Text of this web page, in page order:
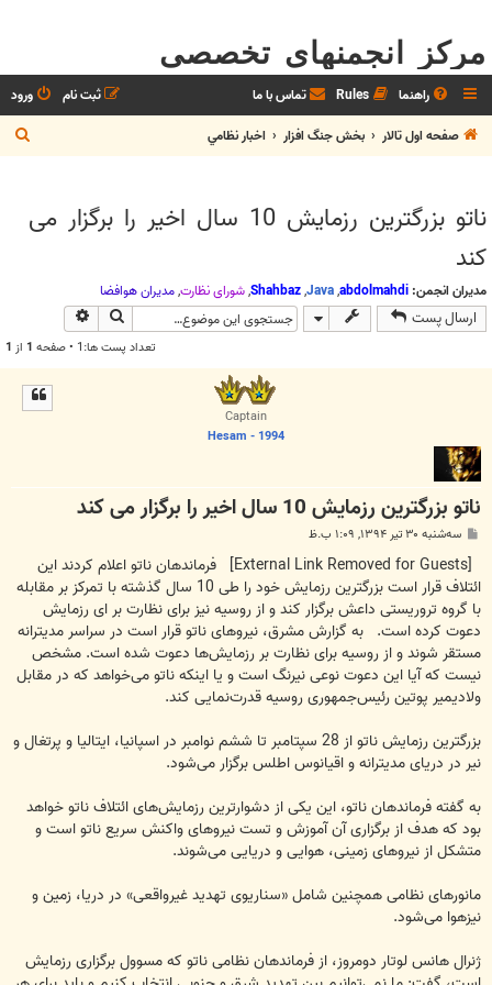
مرکز انجمنهای تخصصی
راهنما Rules تماس با ما ورود
ثبت نام
صفحه اول تالار
بخش جنگ افزار اخبار نظامي
س
ناتو بزرگترین رزمایش 10 سال اخیر را برگزار می
کند
مدیران انجمن: abdolmahdi
,
Java
,
Shahbaz
,شوراي نظارت,مديران هوافضا
ارسال پست جستجو
تعداد پست ها:1 • صفحه 1 از 1
Captain
Hesam - 1994
ناتو بزرگترین رزمایش 10 سال اخیر را برگزار می کند
ت
سه‌شنبه ۳۰ تیر ۱۳۹۴, ۱:۰۹ ب.ظ
[External Link Removed for Guests]
فرماندهان ناتو اعلام کردند این
ائتلاف قرار است بزرگترین رزمایش خود را طی 10 سال گذشته با تمرکز بر مقابله
با گروه تروریستی داعش برگزار کند و از روسیه نیز برای نظارت بر ای رزمایش
دعوت کرده است. به گزارش مشرق، نیروهای ناتو قرار است در سراسر مدیترانه
مستقر شوند و از روسیه برای نظارت بر رزمایش‌ها دعوت شده است. مشخص
نیست که آیا این دعوت نوعی نیرنگ است و یا اینکه ناتو می‌خواهد که در مقابل
ولادیمیر پوتین رئیس‌جمهوری روسیه قدرت‌نمایی کند.
بزرگترین رزمایش ناتو از 28 سپتامبر تا ششم نوامبر در اسپانیا، ایتالیا و پرتغال و
نیر در دریای مدیترانه و اقیانوس اطلس برگزار می‌شود.
به گفته فرماندهان ناتو، این یکی از دشوارترین رزمایش‌های ائتلاف ناتو خواهد
بود که هدف از برگزاری آن آموزش و تست نیروهای واکنش سریع ناتو است و
متشکل از نیروهای زمینی، هوایی و دریایی می‌شوند.
مانورهای نظامی همچنین شامل «سناریوی تهدید غیرواقعی» در دریا، زمین و
نیزهوا می‌شود.
ژنرال هانس لوتار دومروز، از فرماندهان نظامی ناتو که مسوول برگزاری رزمایش